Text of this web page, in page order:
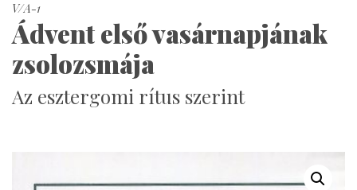
V/A-1
Ádvent első vasárnapjának
zsolozsmája
Az esztergomi rítus szerint